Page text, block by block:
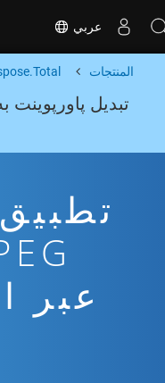
عربي
المنتجات
عبر